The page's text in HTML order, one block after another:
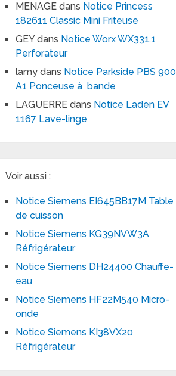
MENAGE dans Notice Princess
182611 Classic Mini Friteuse
GEYdans Notice Worx WX331.1
Perforateur
lamy dans Notice Parkside PBS 900
A1 Ponceuse à bande
LAGUERRE dans Notice Laden EV
1167 Lave-linge
Voir aussi :
Notice Siemens EI645BB17M Table
de cuisson
Notice Siemens KG39NVW3A
Réfrigérateur
Notice Siemens DH24400 Chauffe-
eau
Notice Siemens HF22M540 Micro-
onde
Notice Siemens KI38VX20
Réfrigérateur